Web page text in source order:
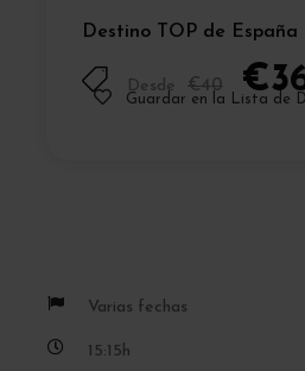
Destino TOP de España
Desde €40
Guardar en la Lista de
Varias fechas
15:15h